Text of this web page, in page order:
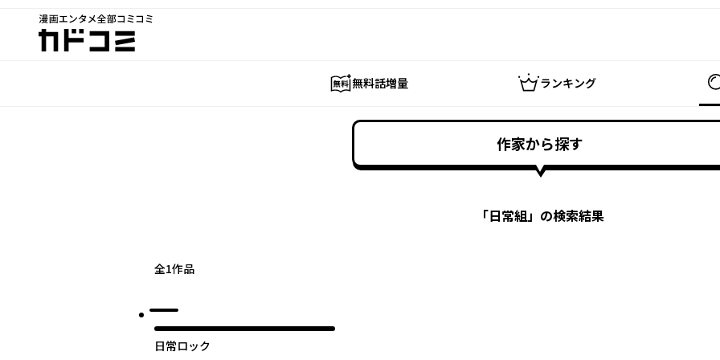
漫画エンタメ全部コミコミ
カドコミ
無料話増量 ランキング
作家から探す
「日常組」の検索結果
全1作品
日常ロック